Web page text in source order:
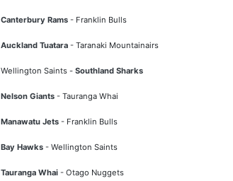
Canterbury Rams - Franklin Bulls
Auckland Tuatara - Taranaki Mountainairs
Wellington Saints - Southland Sharks
Nelson Giants - Tauranga Whai
Manawatu Jets - Franklin Bulls
Bay Hawks - Wellington Saints
Tauranga Whai - Otago Nuggets